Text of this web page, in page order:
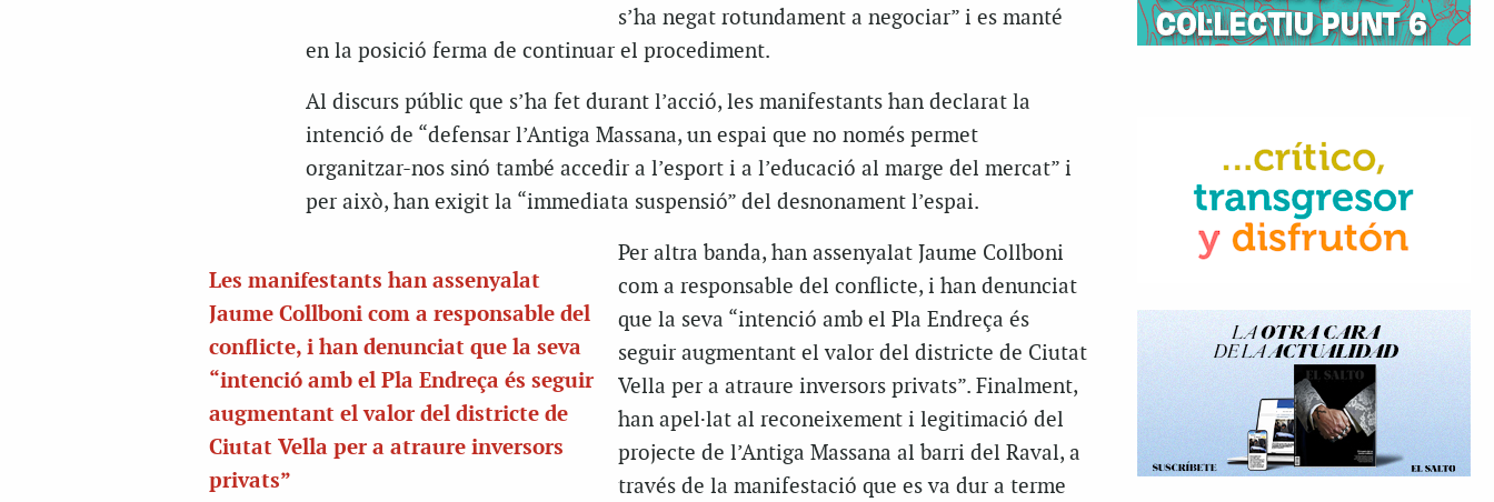
s’ha negat rotundament a negociar” i es manté
en la posició ferma de continuar el procediment.
Al discurs públic que s’ha fet durant l’acció, les manifestants han declarat la
intenció de “defensar l’Antiga Massana, un espai que no només permet
organitzar-nos sinó també accedir a l’esport i a l’educació al marge del mercat” i
per això, han exigit la “immediata suspensió” del desnonament l’espai.
Les manifestants han assenyalat
Jaume Collboni com a responsable del
conflicte, i han denunciat que la seva
“intenció amb el Pla Endreça és seguir
augmentant el valor del districte de
Ciutat Vella per a atraure inversors
privats”
Per altra banda, han assenyalat Jaume Collboni
com a responsable del conflicte, i han denunciat
que la seva “intenció amb el Pla Endreça és
seguir augmentant el valor del districte de Ciutat
Vella per a atraure inversors privats”. Finalment,
han apel·lat al reconeixement i legitimació del
projecte de l’Antiga Massana al barri del Raval, a
través de la manifestació que es va dur a terme